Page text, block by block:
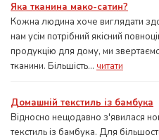
Яка тканина мако-сатин?
Кожна людина хоче виглядати
нам усім потрібний якісний
продукцію для дому, ми
тканини. Більшість... читати
Домашній текстиль із бамбука
Відносно нещодавно з'явилася
текстиль із бамбука. Для